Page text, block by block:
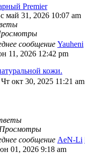
Premier
май 31, 2026 10:07 am
сообщение Yauheni
11, 2026 12:42 pm
кожи.
Чт окт 30, 2025 11:21 am
Просмотры
сообщение AeN-Li
01, 2026 9:18 am